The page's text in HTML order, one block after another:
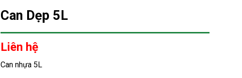
Can Dẹp 5L
Liên hệ
Can nhựa 5L